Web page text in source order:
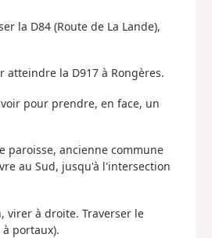
la D84 (Route de La Lande),
la D917 à Rongères.
pour prendre, en face, un
paroisse, ancienne commune
au Sud, jusqu'à l'intersection
virer à droite. Traverser le
portaux).